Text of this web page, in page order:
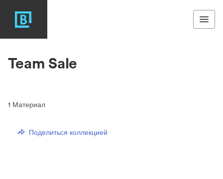
Team Sale
1 Материал
Поделиться коллекцией